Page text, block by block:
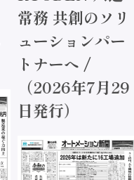
常務 共創のソリ
ューションパー
トナーへ /
（2026年7月29
日発行）